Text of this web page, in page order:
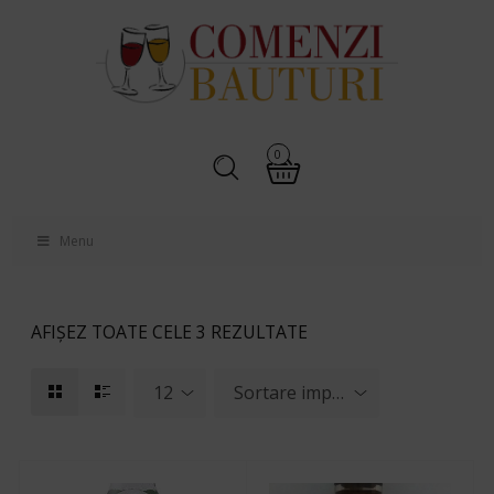
0
Menu
AFIȘEZ TOATE CELE 3 REZULTATE
12 Sortare implicită